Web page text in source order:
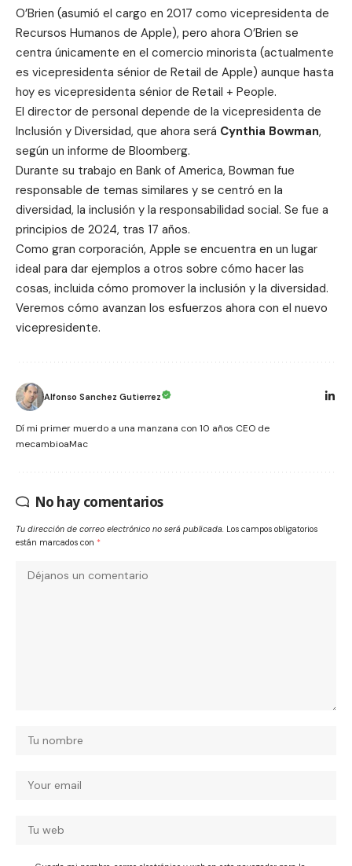
O’Brien (asumió el cargo en 2017 como vicepresidenta de
Recursos Humanos de Apple), pero ahora O’Brien se
centra únicamente en el comercio minorista (actualmente
es vicepresidenta sénior de Retail de Apple) aunque hasta
hoy es vicepresidenta sénior de Retail + People.
El director de personal depende de la vicepresidenta de
Inclusión y Diversidad, que ahora será Cynthia Bowman,
según un informe de Bloomberg.
Durante su trabajo en Bank of America, Bowman fue
responsable de temas similares y se centró en la
diversidad, la inclusión y la responsabilidad social. Se fue a
principios de 2024, tras 17 años.
Como gran corporación, Apple se encuentra en un lugar
ideal para dar ejemplos a otros sobre cómo hacer las
cosas, incluida cómo promover la inclusión y la diversidad.
Veremos cómo avanzan los esfuerzos ahora con el nuevo
vicepresidente.
Alfonso Sanchez Gutierrez
Dí mi primer muerdo a una manzana con 10 años CEO de
mecambioaMac
No hay comentarios
Tu dirección de correo electrónico no será publicada. Los campos obligatorios
están marcados con *